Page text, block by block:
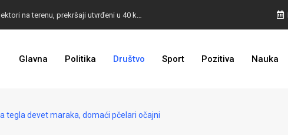
Glavna Politika Društvo Sport Pozitiva Nauka
tegla devet maraka, domaći pčelari očajni